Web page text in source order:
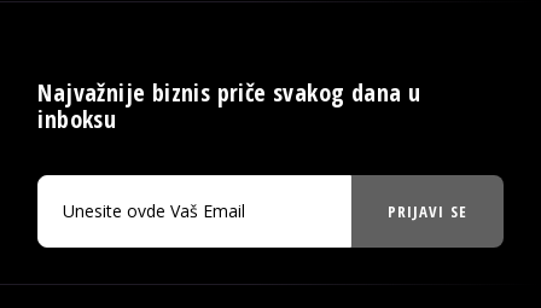
Najvažnije biznis priče svakog dana u
inboksu
PRIJAVI SE